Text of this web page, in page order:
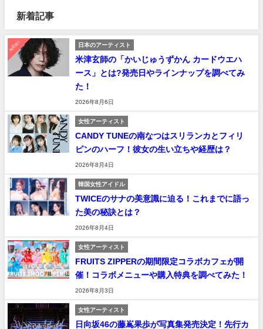
新着記事
NEW! 日本のアーティスト
米津玄師の「かいじゅうずかん カードウエハ
ース」とは?発売日やラインナップを調べてみ
た！
2026年8月6日
女性アーティスト
CANDY TUNEの南なつはスリランカとフィリ
ピンのハーフ！彼女の生い立ちや経歴は？
2026年8月4日
韓国女性アイドル
TWICEのサナの美意識に迫る！これまでに語っ
た美の秘訣とは？
2026年8月4日
女性アーティスト
FRUITS ZIPPERの期間限定コラボカフェが開
催！コラボメニューや購入特典を調べてみた！
2026年8月3日
女性アーティスト
日向坂46の藤嶌果歩が写真集発売決定！先行カ